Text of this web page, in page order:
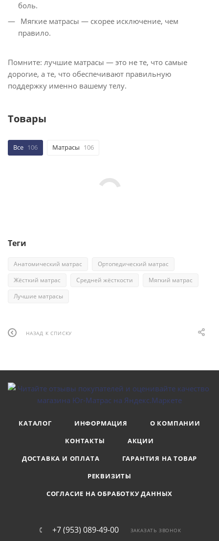
боль.
Мягкие матрасы — скорее исключение, чем
правило.
Помните: лучшие матрасы — это не те, что самые
дорогие, а те, что обеспечивают правильную
поддержку именно вашему телу.
Товары
Все 106 Матрасы 106
Теги
Анатомический матрас
Ортопедический матрас
Жёсткий матрас
Средней жёсткости
Мягкий матрас
Лучшие матрасы
НАЗАД К СПИСКУ
КАТАЛОГ ИНФОРМАЦИЯ
О КОМПАНИИ
КОНТАКТЫ
АКЦИИ
ДОСТАВКА И ОПЛАТА
ГАРАНТИЯ НА ТОВАР
РЕКВИЗИТЫ
СОГЛАСИЕ НА ОБРАБОТКУ ДАННЫХ
+7 (953) 089-49-00 ЗАКАЗАТЬ ЗВОНОК